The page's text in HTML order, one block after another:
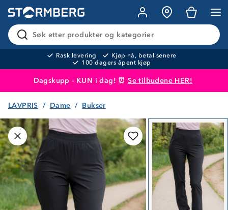
Søk etter produkter og kategorier
Rask levering
Kjøp nå, betal senere
100 dagers åpent kjøp
Dagskupp - KUN i dag! ⏰Se tilbudene HER!
Produktet er lagt i handlekurven
LAVPRIS Dame Bukser